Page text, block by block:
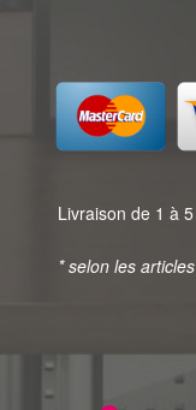
Livraison de 1 à
* selon les articles